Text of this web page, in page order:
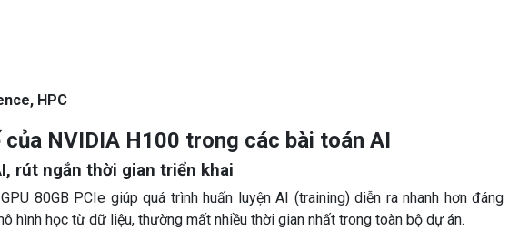
HPC
NVIDIA H100 trong các bài toán AI
rút ngắn thời gian triển khai
80GB PCIe giúp quá trình huấn luyện AI (training) diễn ra nhanh hơn đáng
hình học từ dữ liệu, thường mất nhiều thời gian nhất trong toàn bộ dự án.